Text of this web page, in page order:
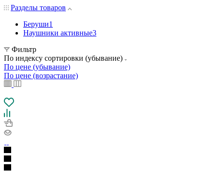
Разделы товаров
Беруши1
Наушники активные3
Фильтр
По индексу сортировки (убывание)
По цене (убывание)
По цене (возрастание)